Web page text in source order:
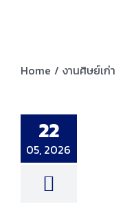
Home / งานศิษย์เก่า
22
05, 2026
งศ์พันธุ์ รับทุน
ก วช. ประจำปี
ความสำเร็จ งาน
ศิษย์เก่า